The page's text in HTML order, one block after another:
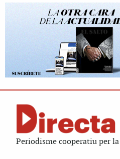
Periodisme cooperatiu per